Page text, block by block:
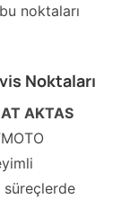
noktaları
Noktaları
AKTAS
süreçlerde